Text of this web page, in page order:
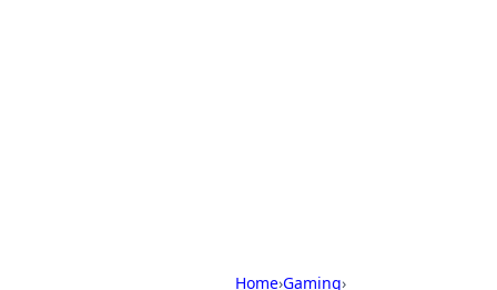
Home›Gaming›